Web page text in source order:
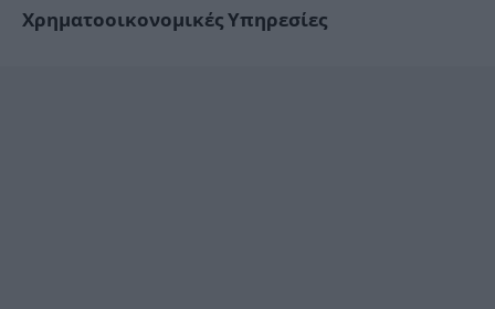
Χρηματοοικονομικές Υπηρεσίες